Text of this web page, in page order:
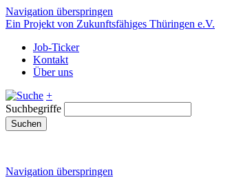
Navigation überspringen
Ein Projekt von Zukunftsfähiges Thüringen e.V.
Job-Ticker
Kontakt
Über uns
+
Suchbegriffe
Suchen
Navigation überspringen